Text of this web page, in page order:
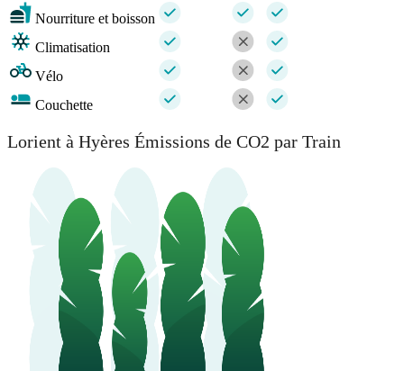
Nourriture et boisson
Climatisation
Vélo
Couchette
Lorient à Hyères Émissions de CO2 par Train